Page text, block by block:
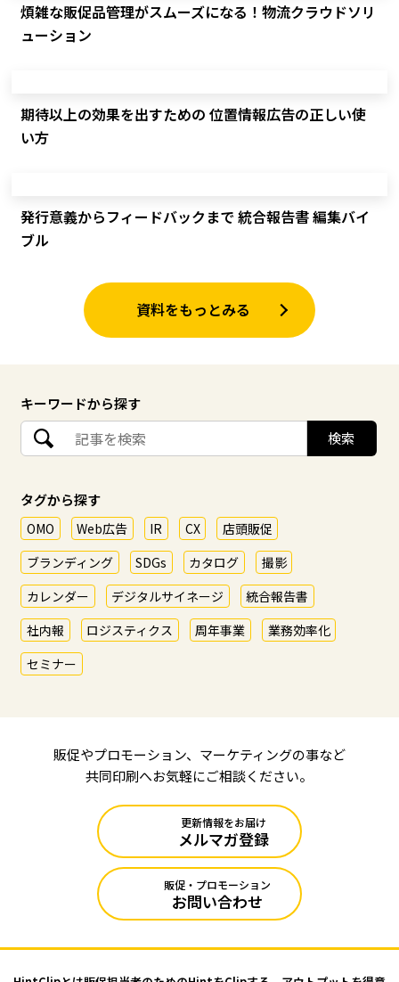
煩雑な販促品管理がスムーズになる！物流クラウドソリ
ューション
期待以上の効果を出すための 位置情報広告の正しい使
い方
発行意義からフィードバックまで 統合報告書 編集バイ
ブル
資料をもっとみる
キーワードから探す
タグから探す
OMO Web広告 IR CX
店頭販促
ブランディング
SDGs カタログ
撮影
カレンダー
デジタルサイネージ
統合報告書
社内報
ロジスティクス 周年事業
業務効率化
セミナー
販促やプロモーション、マーケティングの事など
共同印刷へお気軽にご相談ください。
更新情報をお届け
メルマガ登録
販促・プロモーション
お問い合わせ